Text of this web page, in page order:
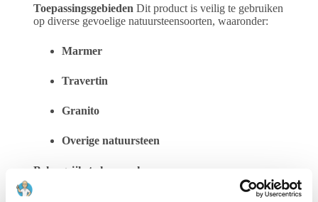
Toepassingsgebieden Dit product is veilig te gebruiken
op diverse gevoelige natuursteensoorten, waaronder:
Marmer
Travertin
Granito
Overige natuursteen
Belangrijkste kenmerken: